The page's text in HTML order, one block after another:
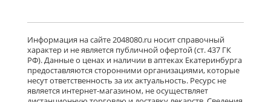
Детралекс (табл. п. плен. о. 1000 мг
№ 60) Лаборатории Сервье
Индастри Франция Сервье РУС ООО
Россия
есть в 6 аптеках
от 2 775,00 до 3 650,00
Информация на сайте 2048080.ru носит справочный
характер и не является публичной офертой (ст. 437 ГК
РФ). Данные о ценах и наличии в аптеках Екатеринбурга
предоставляются сторонними организациями, которые
несут ответственность за их актуальность. Ресурс не
является интернет-магазином, не осуществляет